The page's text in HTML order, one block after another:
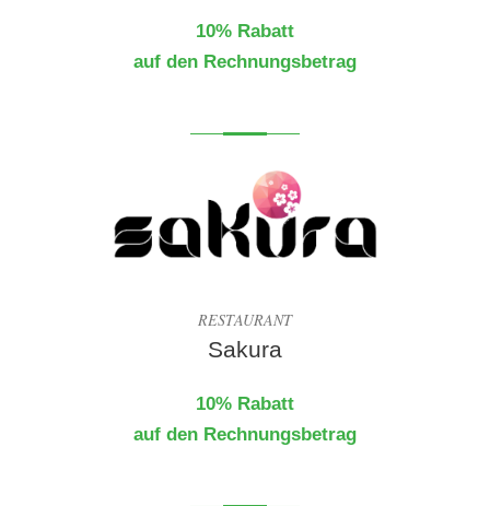
10% Rabatt
auf den Rechnungsbetrag
RESTAURANT
Sakura
10% Rabatt
auf den Rechnungsbetrag